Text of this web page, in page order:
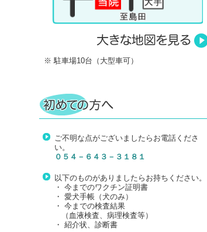
※ 駐車場10台（大型車可）
ご不明な点がございましたらお電話くださ
い。
０５４－６４３－３１８１
以下のものがありましたらお持ちください。
・ 今までのワクチン証明書
・ 愛犬手帳（犬のみ）
・ 今までの検査結果
（血液検査、病理検査等）
・ 紹介状、診断書